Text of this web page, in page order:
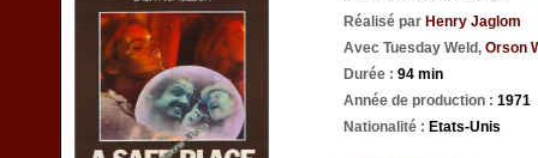
Réalisé par Henry Jaglom
Avec Tuesday Weld, Orson
Durée : 94 min
Année de production : 1971
Nationalité : Etats-Unis